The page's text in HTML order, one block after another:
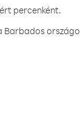
percenként.
Barbados